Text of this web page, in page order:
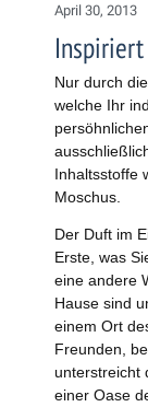
April 30, 2013
Nur durch
welche Ihr
Inhaltsstoffe
Moschus.
Der Duft im
Erste, was
eine andere
Hause sind
einem Ort
Freunden,
unterstreicht
einer Oase